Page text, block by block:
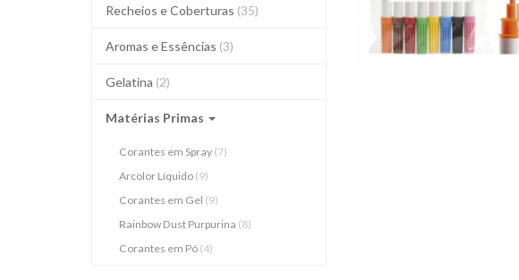
Recheios e Coberturas (35)
Aromas e Essências (3)
Gelatina (2)
Matérias Primas
Corantes em Spray (7)
Arcolor Líquido (9)
Corantes em Gel (9)
Rainbow Dust Purpurina (8)
Corantes em Pó (4)